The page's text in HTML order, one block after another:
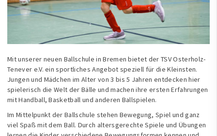
Mit unserer neuen Ballschule in Bremen bietet der TSV Osterholz-
Tenever e.V. ein sportliches Angebot speziell für die Kleinsten.
Jungen und Mädchen im Alter von 3 bis 5 Jahren entdecken hier
spielerisch die Welt der Bälle und machen ihre ersten Erfahrungen
mit Handball, Basketball und anderen Ballspielen.
Im Mittelpunkt der Ballschule stehen Bewegung, Spiel und ganz
viel Spaß mit dem Ball. Durch altersgerechte Spiele und Übungen